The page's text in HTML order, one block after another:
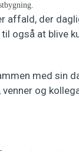
affald, der
også at blive
med sin
og